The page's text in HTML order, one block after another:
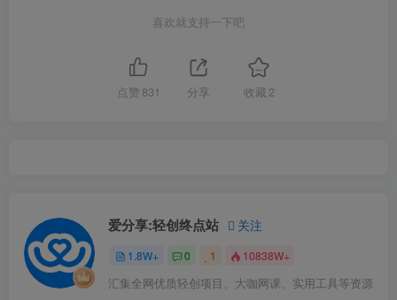
喜欢就支持一下吧
点赞 831 分享 收藏 2
爱分享:轻创终点站 关注
1.8W+ 0 1 10838W+
汇集全网优质轻创项目、大咖网课、实用工具等资源